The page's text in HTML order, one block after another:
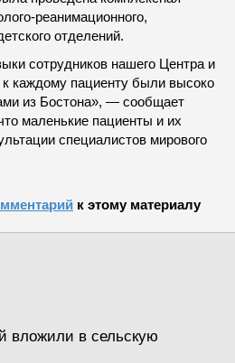
реанимационного,
отделений.
сотрудников нашего Центра и
каждому пациенту были высоко
из Бостона», — сообщает
маленькие пациенты и их
специалистов мирового
к этому материалу
вложили в сельскую